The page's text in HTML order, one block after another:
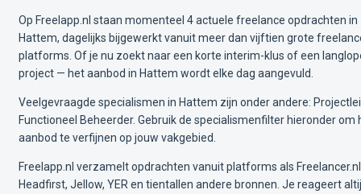
Op Freelapp.nl staan momenteel 4 actuele freelance opdrachten in
Hattem, dagelijks bijgewerkt vanuit meer dan vijftien grote
platforms. Of je nu zoekt naar een korte interim-klus of een
project — het aanbod in Hattem wordt elke dag aangevuld.
Veelgevraagde specialismen in Hattem zijn onder andere:
Functioneel Beheerder. Gebruik de specialismenfilter hieronder om
aanbod te verfijnen op jouw vakgebied.
Freelapp.nl verzamelt opdrachten vanuit platforms als
Headfirst, Jellow, YER en tientallen andere bronnen. Je reageert